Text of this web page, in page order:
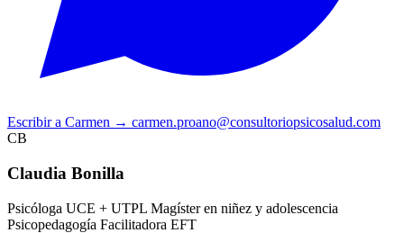
Escribir a Carmen → carmen.proano@consultoriopsicosalud.com
CB
Claudia Bonilla
Psicóloga UCE + UTPL Magíster en niñez y adolescencia
Psicopedagogía Facilitadora EFT